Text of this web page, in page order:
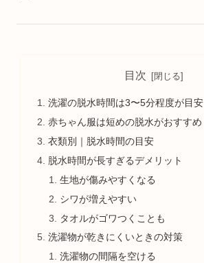
目次
洗濯の脱水時間は3〜5分程度が目安
赤ちゃん服は短めの脱水がおすすめ
衣類別｜脱水時間の目安
脱水時間が長すぎるデメリット
生地が傷みやすくなる
シワが増えやすい
タオルがゴワつくことも
洗濯物が乾きにくいときの対策
洗濯物の間隔を空ける